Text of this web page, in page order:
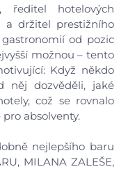
ředitel hotelových
a držitel prestižního
od pozic
možnou – tento
Když někdo
něj dozvěděli, jaké
což se rovnalo
absolventy.
nejlepšího baru
MILANA ZALEŠE,